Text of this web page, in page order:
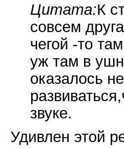
Цитата:К
совсем
чегой -то
уж там в
оказалось
звуке.
Удивлен этой